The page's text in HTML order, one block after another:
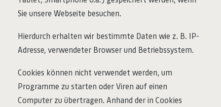
Sie unsere Webseite besuchen.
Hierdurch erhalten wir bestimmte Daten wie z. B. IP-
Adresse, verwendeter Browser und Betriebssystem.
Cookies können nicht verwendet werden, um
Programme zu starten oder Viren auf einen
Computer zu übertragen. Anhand der in Cookies